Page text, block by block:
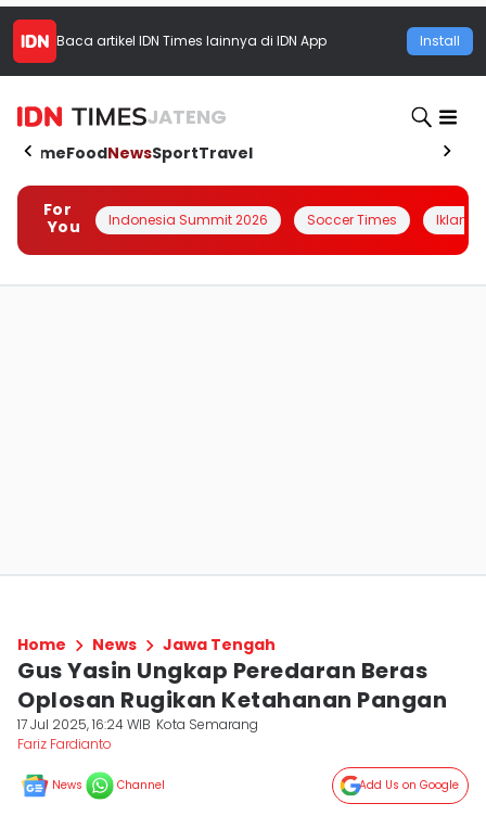
Baca artikel IDN Times lainnya di IDN App Install
JATENG
HomeFoodNewsSportTravel
For
You
Indonesia Summit 2026 Soccer Times Iklanin
Home News Jawa Tengah
Gus Yasin Ungkap Peredaran Beras
Oplosan Rugikan Ketahanan Pangan
17 Jul 2025, 16:24 WIB Kota Semarang
Fariz Fardianto
News Channel Add Us on Google